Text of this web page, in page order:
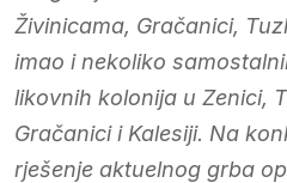
Živinicama, Gračanici,
imao i nekoliko
likovnih kolonija u Zenici,
Gračanici i Kalesiji. Na
rješenje aktuelnog grba